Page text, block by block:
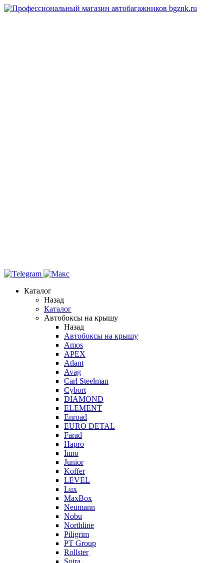
Каталог
Назад
Каталог
Автобоксы на крышу
Назад
Автобоксы на крышу
Amos
APEX
Atlant
Avag
Carl Steelman
Cybort
DIAMOND
ELEMENT
Enroad
EURO DETAL
Farad
Hapro
Inno
Junior
Koffer
LEVEL
Lux
MaxBox
Neumann
Nobu
Northline
Piligrim
PT Group
Rollster
Sotra